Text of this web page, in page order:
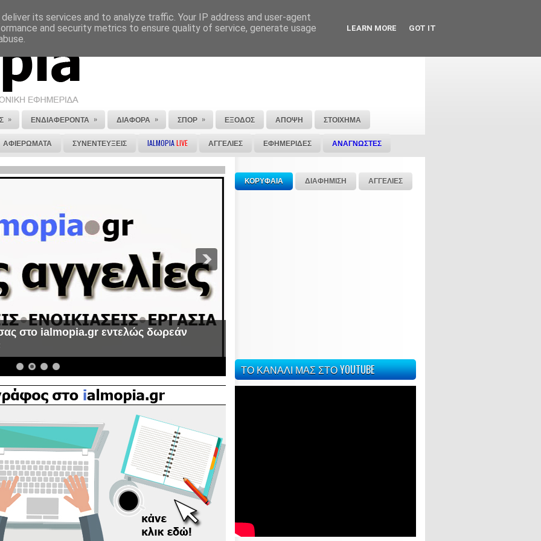
ΕΠΙΚΟΙΝΩΝΙΑ ΣΤΕΙΛΕ ΜΑΣ ΤΟ ΑΡΘΡΟ ΣΟΥ
» ΕΝΔΙΑΦΕΡΟΝΤΑ » ΔΙΑΦΟΡΑ » ΣΠΟΡ » ΕΞΟΔΟΣ ΑΠΟΨΗ ΣΤΟΙΧΗΜΑ
ΑΦΙΕΡΩΜΑΤΑ ΣΥΝΕΝΤΕΥΞΕΙΣ IALMOPIALIVE ΑΓΓΕΛΙΕΣ ΕΦΗΜΕΡΙΔΕΣ ΑΝΑΓΝΩΣΤΕΣ
στο ialmopia.gr εντελώς δωρεάν
ΚΟΡΥΦΑΙΑ ΔΙΑΦΗΜΙΣΗ ΑΓΓΕΛΙΕΣ
ΤΟ ΚΑΝΑΛΙ ΜΑΣ ΣΤΟ YOUTUBE
its services and to analyze traffic. Your IP address and user-agent
and security metrics to ensure quality of service, generate usage
LEARN MORE GOT IT